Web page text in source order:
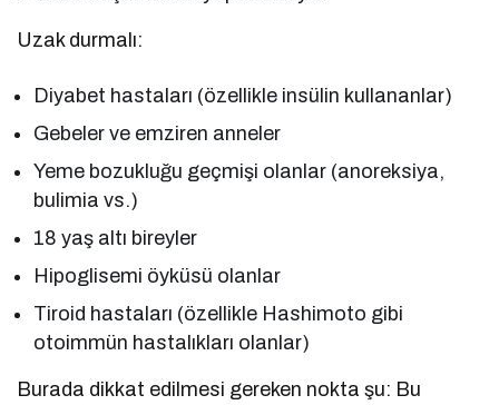
Uzak durmalı:
Diyabet hastaları (özellikle insülin kullananlar)
Gebeler ve emziren anneler
Yeme bozukluğu geçmişi olanlar (anoreksiya,
bulimia vs.)
18 yaş altı bireyler
Hipoglisemi öyküsü olanlar
Tiroid hastaları (özellikle Hashimoto gibi
otoimmün hastalıkları olanlar)
Burada dikkat edilmesi gereken nokta şu: Bu